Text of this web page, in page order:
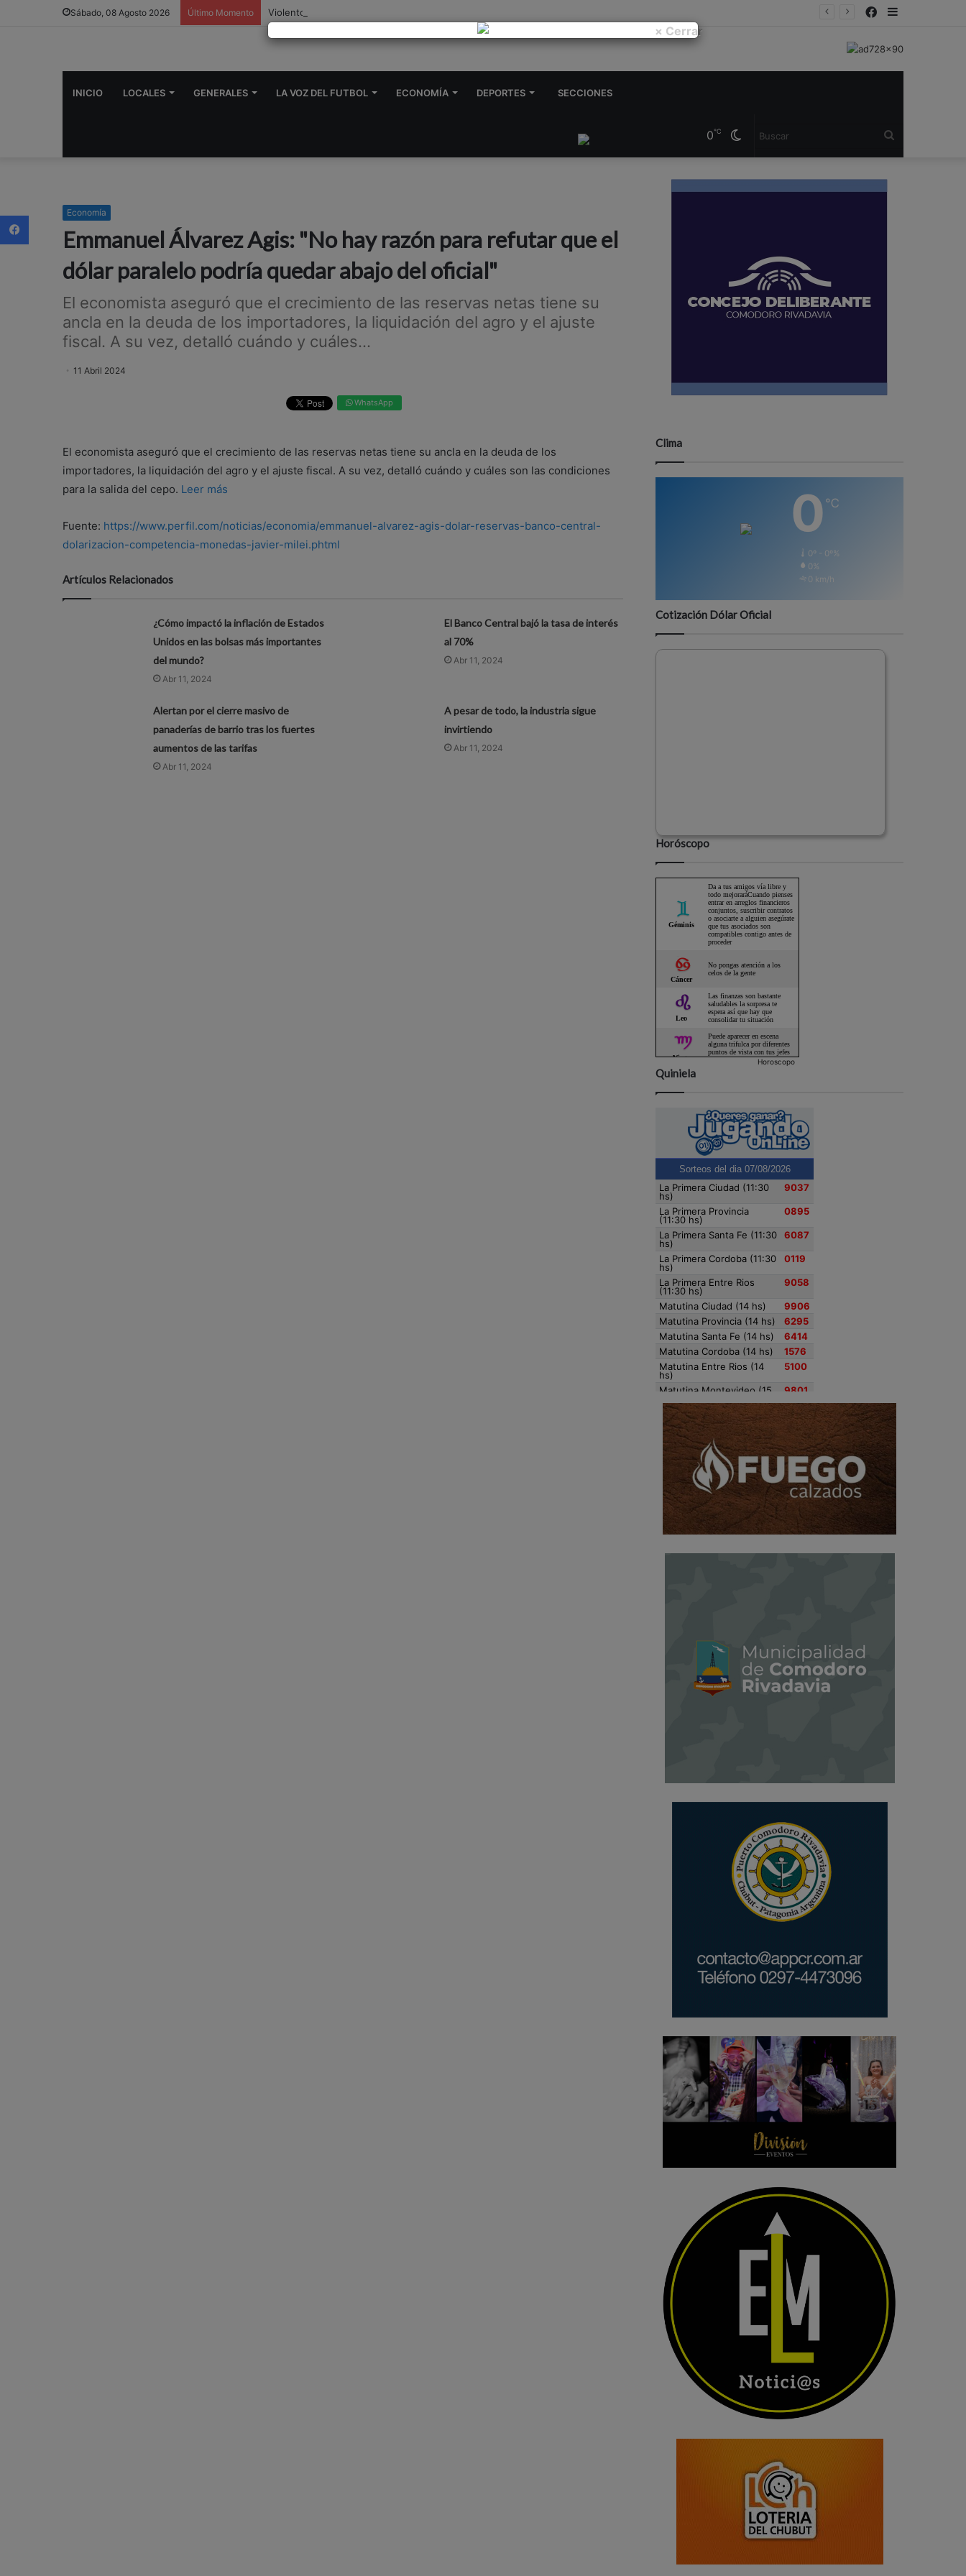
Sábado, 08 Agosto 2026 Último Momento Violento choque terminó con el vuelco de una camioneta en Quirno Costa Facebook
INICIO LOCALES GENERALES LA VOZ DEL FUTBOL ECONOMÍA DEPORTES SECCIONES
Cambiar
modo
0℃
Economía
Emmanuel Álvarez Agis: "No hay razón para refutar que el
dólar paralelo podría quedar abajo del oficial"
El economista aseguró que el crecimiento de las reservas netas tiene su
ancla en la deuda de los importadores, la liquidación del agro y el ajuste
fiscal. A su vez, detalló cuándo y cuáles...
11 Abril 2024
WhatsApp
El economista aseguró que el crecimiento de las reservas netas tiene su ancla en la deuda de los
importadores, la liquidación del agro y el ajuste fiscal. A su vez, detalló cuándo y cuáles son las condiciones
para la salida del cepo. Leer más
Fuente: https://www.perfil.com/noticias/economia/emmanuel-alvarez-agis-dolar-reservas-banco-central-
dolarizacion-competencia-monedas-javier-milei.phtml
Artículos Relacionados
¿Cómo impactó la inflación de Estados
Unidos en las bolsas más importantes
del mundo?
Abr 11, 2024
El Banco Central bajó la tasa de interés
al 70%
Abr 11, 2024
Alertan por el cierre masivo de
panaderías de barrio tras los fuertes
aumentos de las tarifas
Abr 11, 2024
A pesar de todo, la industria sigue
invirtiendo
Abr 11, 2024
Clima
0 ℃
0º - 0º%
0%
0 km/h
Cotización Dólar Oficial
Horóscopo
Horoscopo
Quiniela
Facebook
× Cerrar